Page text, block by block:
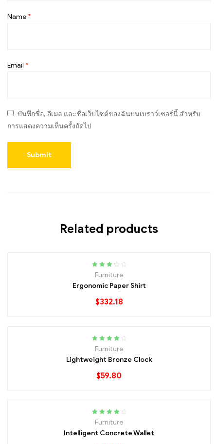
Name *
Email *
บันทึกชื่อ, อีเมล และชื่อเว็บไซต์ของฉันบนเบราว์เซอร์นี้ สำหรับ
การแสดงความเห็นครั้งถัดไป
Related products
Rated
of 5
Furniture
Ergonomic Paper Shirt
$332.18
Rated
4.20
Furniture
Lightweight Bronze Clock
$59.80
Rated
4.20
Furniture
Intelligent Concrete Wallet